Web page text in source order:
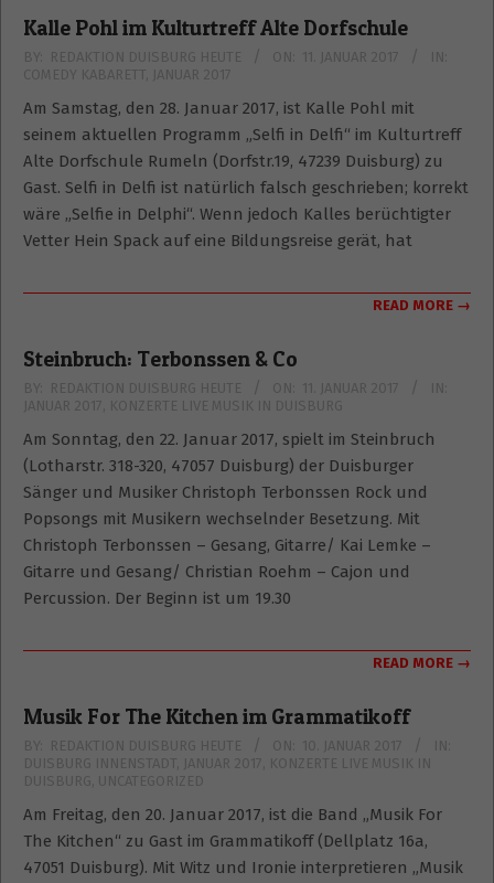
Kalle Pohl im Kulturtreff Alte Dorfschule
2017-
01-
11
BY: REDAKTION DUISBURG HEUTE ON: 11. JANUAR 2017
IN:
COMEDY KABARETT
JANUAR 2017
Am Samstag, den 28. Januar 2017, ist Kalle Pohl mit
seinem aktuellen Programm „Selfi in Delfi“ im Kulturtreff
Alte Dorfschule Rumeln (Dorfstr.19, 47239 Duisburg) zu
Gast. Selfi in Delfi ist natürlich falsch geschrieben; korrekt
wäre „Selfie in Delphi“. Wenn jedoch Kalles berüchtigter
Vetter Hein Spack auf eine Bildungsreise gerät, hat
READ MORE →
Steinbruch: Terbonssen & Co
2017-
01-
11
BY: REDAKTION DUISBURG HEUTE ON: 11. JANUAR 2017
IN:
JANUAR 2017 KONZERTE LIVE MUSIK IN DUISBURG
Am Sonntag, den 22. Januar 2017, spielt im Steinbruch
(Lotharstr. 318-320, 47057 Duisburg) der Duisburger
Sänger und Musiker Christoph Terbonssen Rock und
Popsongs mit Musikern wechselnder Besetzung. Mit
Christoph Terbonssen – Gesang, Gitarre/ Kai Lemke –
Gitarre und Gesang/ Christian Roehm – Cajon und
Percussion. Der Beginn ist um 19.30
READ MORE →
Musik For The Kitchen im Grammatikoff
2017-
01-
BY: REDAKTION DUISBURG HEUTE ON: 10. JANUAR 2017
IN:
DUISBURG INNENSTADT
JANUAR 2017 KONZERTE LIVE MUSIK IN
DUISBURG UNCATEGORIZED
Am Freitag, den 20. Januar 2017, ist die Band „Musik For
The Kitchen“ zu Gast im Grammatikoff (Dellplatz 16a,
47051 Duisburg). Mit Witz und Ironie interpretieren „Musik